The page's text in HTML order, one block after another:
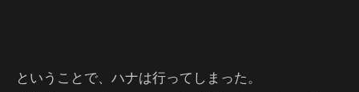
ということで、ハナは行ってしまった。